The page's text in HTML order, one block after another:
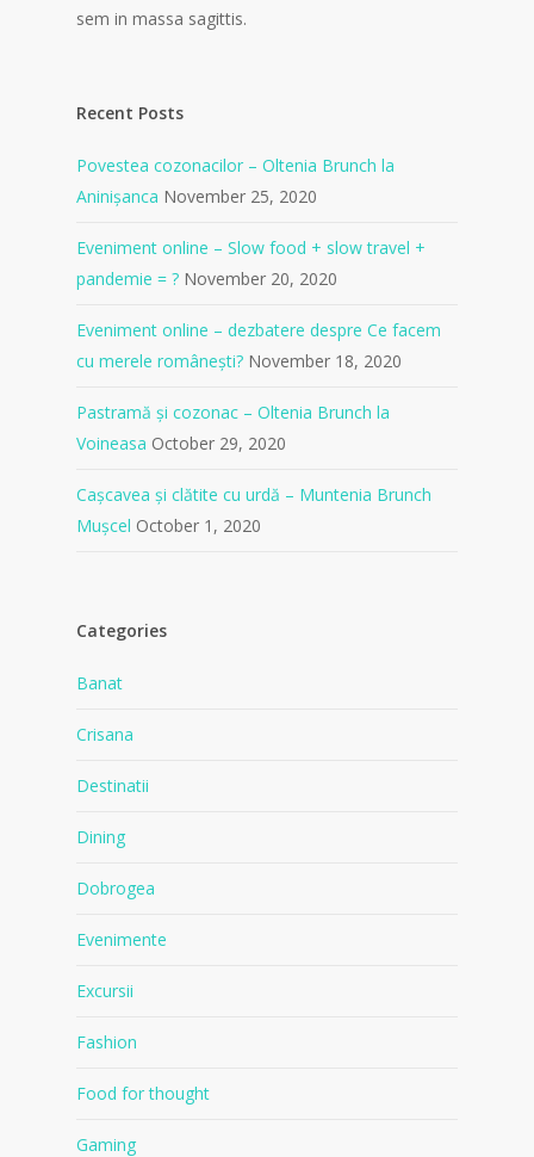
sem in massa sagittis.
Recent Posts
Povestea cozonacilor – Oltenia Brunch la
Aninișanca November 25, 2020
Eveniment online – Slow food + slow travel +
pandemie = ? November 20, 2020
Eveniment online – dezbatere despre Ce facem
cu merele românești? November 18, 2020
Pastramă și cozonac – Oltenia Brunch la
Voineasa October 29, 2020
Cașcavea și clătite cu urdă – Muntenia Brunch
Mușcel October 1, 2020
Categories
Banat
Crisana
Destinatii
Dining
Dobrogea
Evenimente
Excursii
Fashion
Food for thought
Gaming